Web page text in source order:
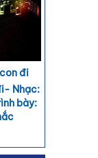
đi
Nhạc:
bày: